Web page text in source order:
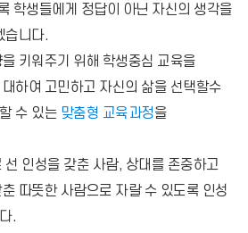
학생들에게 정답이 아닌 자신의 생각을
습니다.
키워주기 위해 학생중심 교육을
하여 고민하고 자신의 삶을 선택할수
수 있는 맞춤형 교육과정을
선 인성을 갖춘 사람, 상대를 존중하고
따뜻한 사람으로 자랄 수 있도록 인성
.